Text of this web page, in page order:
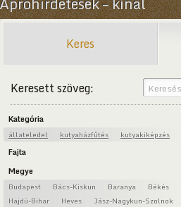
Keres
Keresett szöveg:
Kategória
állateledel kutyaházfűtés kutyakiképzés
Fajta
Megye
Budapest Bács-Kiskun Baranya Békés
Hajdú-Bihar
Heves Jász-Nagykun-Szolnok